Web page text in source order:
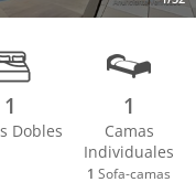
1
Dobles
1
Camas
Individuales
1 Sofa-camas